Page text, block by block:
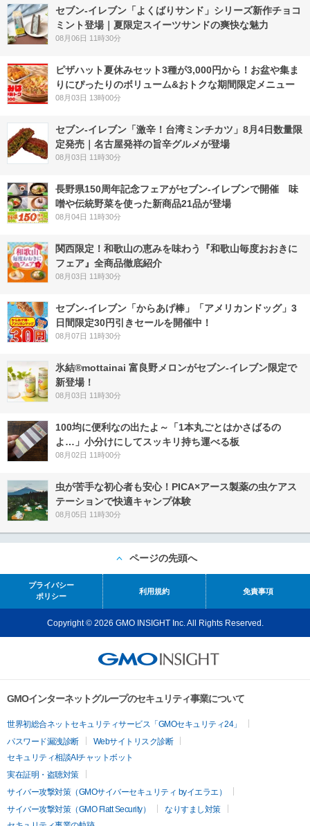
セブン‐イレブン「よくばりサンド」シリーズ新作チョコ
ミント登場｜夏限定スイーツサンドの爽快な魅力
08月06日 11時30分
ピザハット夏休みセット3種が3,000円から！お盆や集ま
りにぴったりのボリューム&おトクな期間限定メニュー
08月03日 13時00分
セブン-イレブン「激辛！台湾ミンチカツ」8月4日数量限
定発売｜名古屋発祥の旨辛グルメが登場
08月03日 11時30分
長野県150周年記念フェアがセブン-イレブンで開催 味
噌や伝統野菜を使った新商品21品が登場
08月04日 11時30分
関西限定！和歌山の恵みを味わう『和歌山毎度おおきに
フェア』全商品徹底紹介
08月03日 11時30分
セブン‐イレブン「からあげ棒」「アメリカンドッグ」3
日間限定30円引きセールを開催中！
08月07日 11時30分
氷結®mottainai 富良野メロンがセブン‐イレブン限定で
新登場！
08月03日 11時30分
100均に便利なの出たよ～「1本丸ごとはかさばるの
よ…」小分けにしてスッキリ持ち運べる板
08月02日 11時00分
虫が苦手な初心者も安心！PICA×アース製薬の虫ケアス
テーションで快適キャンプ体験
08月05日 11時30分
ページの先頭へ
プライバシー
ポリシー
利用規約 免責事項
Copyright © 2026 GMO INSIGHT Inc. All Rights Reserved.
GMOインターネットグループのセキュリティ事業について
世界初総合ネットセキュリティサービス「GMOセキュリティ24」
パスワード漏洩診断
Webサイトリスク診断
セキュリティ相談AIチャットボット
実在証明・盗聴対策
サイバー攻撃対策（GMOサイバーセキュリティ byイエラエ）
サイバー攻撃対策（GMO Flatt Security）
なりすまし対策